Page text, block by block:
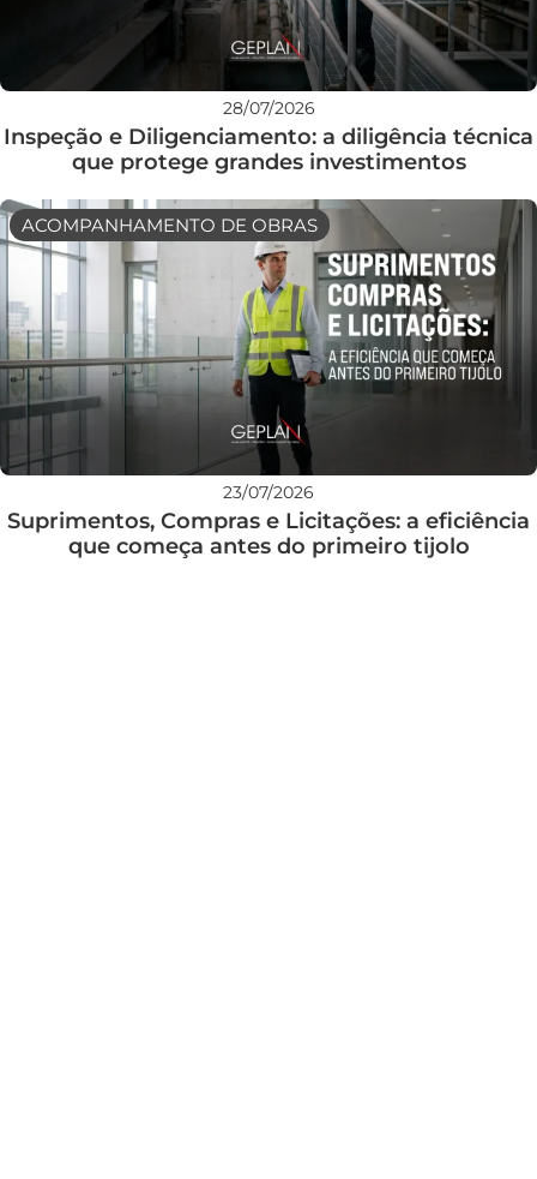
28/07/2026
Inspeção e Diligenciamento: a diligência técnica
que protege grandes investimentos
ACOMPANHAMENTO DE OBRAS
23/07/2026
Suprimentos, Compras e Licitações: a eficiência
que começa antes do primeiro tijolo